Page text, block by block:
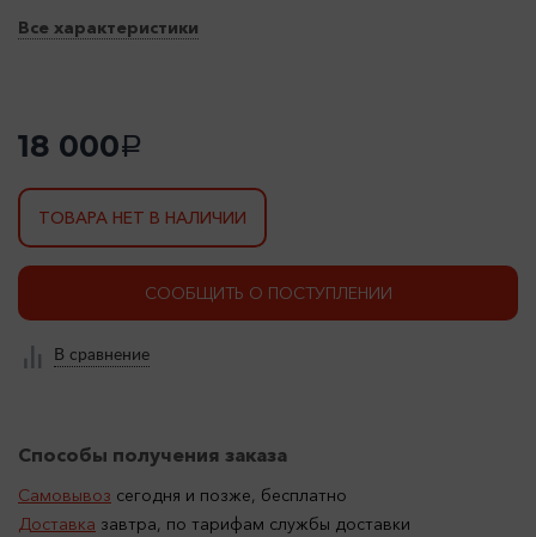
Все характеристики
18 000a
ТОВАРА НЕТ В НАЛИЧИИ
СООБЩИТЬ О ПОСТУПЛЕНИИ
В сравнение
Способы получения заказа
Самовывоз сегодня и позже, бесплатно
Доставка завтра, по тарифам службы доставки